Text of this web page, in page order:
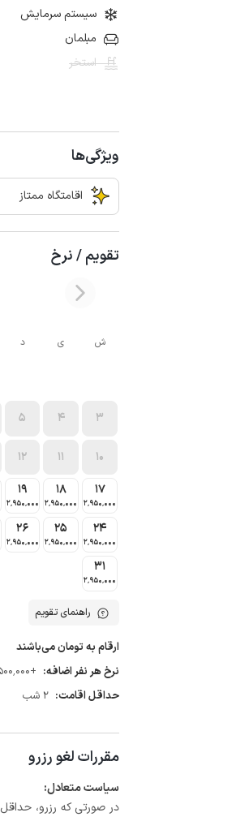
سیستم سرمایش
مبلمان
استخر
ویژگی‌ها
اقامتگاه ممتاز
تقویم / نرخ
ش ی د
3
4
5
10
11
12
17
2٬950٬000
18
2٬950٬000
19
2٬950٬000
24
2٬950٬000
25
2٬950٬000
26
2٬950٬000
31
2٬950٬000
راهنمای تقویم
ارقام به تومان می‌باشند
نرخ هر نفر اضافه: +500٬000 تومان / بیشتر از 4 نفر
حداقل اقامت: 2 شب
مقررات لغو رزرو
سیاست متعادل: